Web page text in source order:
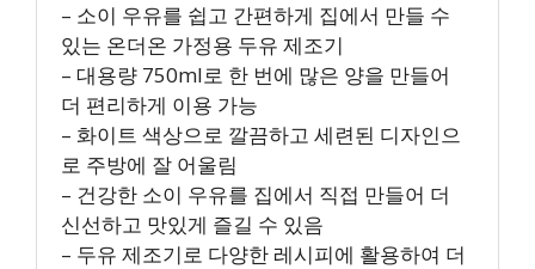
– 소이 우유를 쉽고 간편하게 집에서 만들 수
있는 온더온 가정용 두유 제조기
– 대용량 750ml로 한 번에 많은 양을 만들어
더 편리하게 이용 가능
– 화이트 색상으로 깔끔하고 세련된 디자인으
로 주방에 잘 어울림
– 건강한 소이 우유를 집에서 직접 만들어 더
신선하고 맛있게 즐길 수 있음
– 두유 제조기로 다양한 레시피에 활용하여 더